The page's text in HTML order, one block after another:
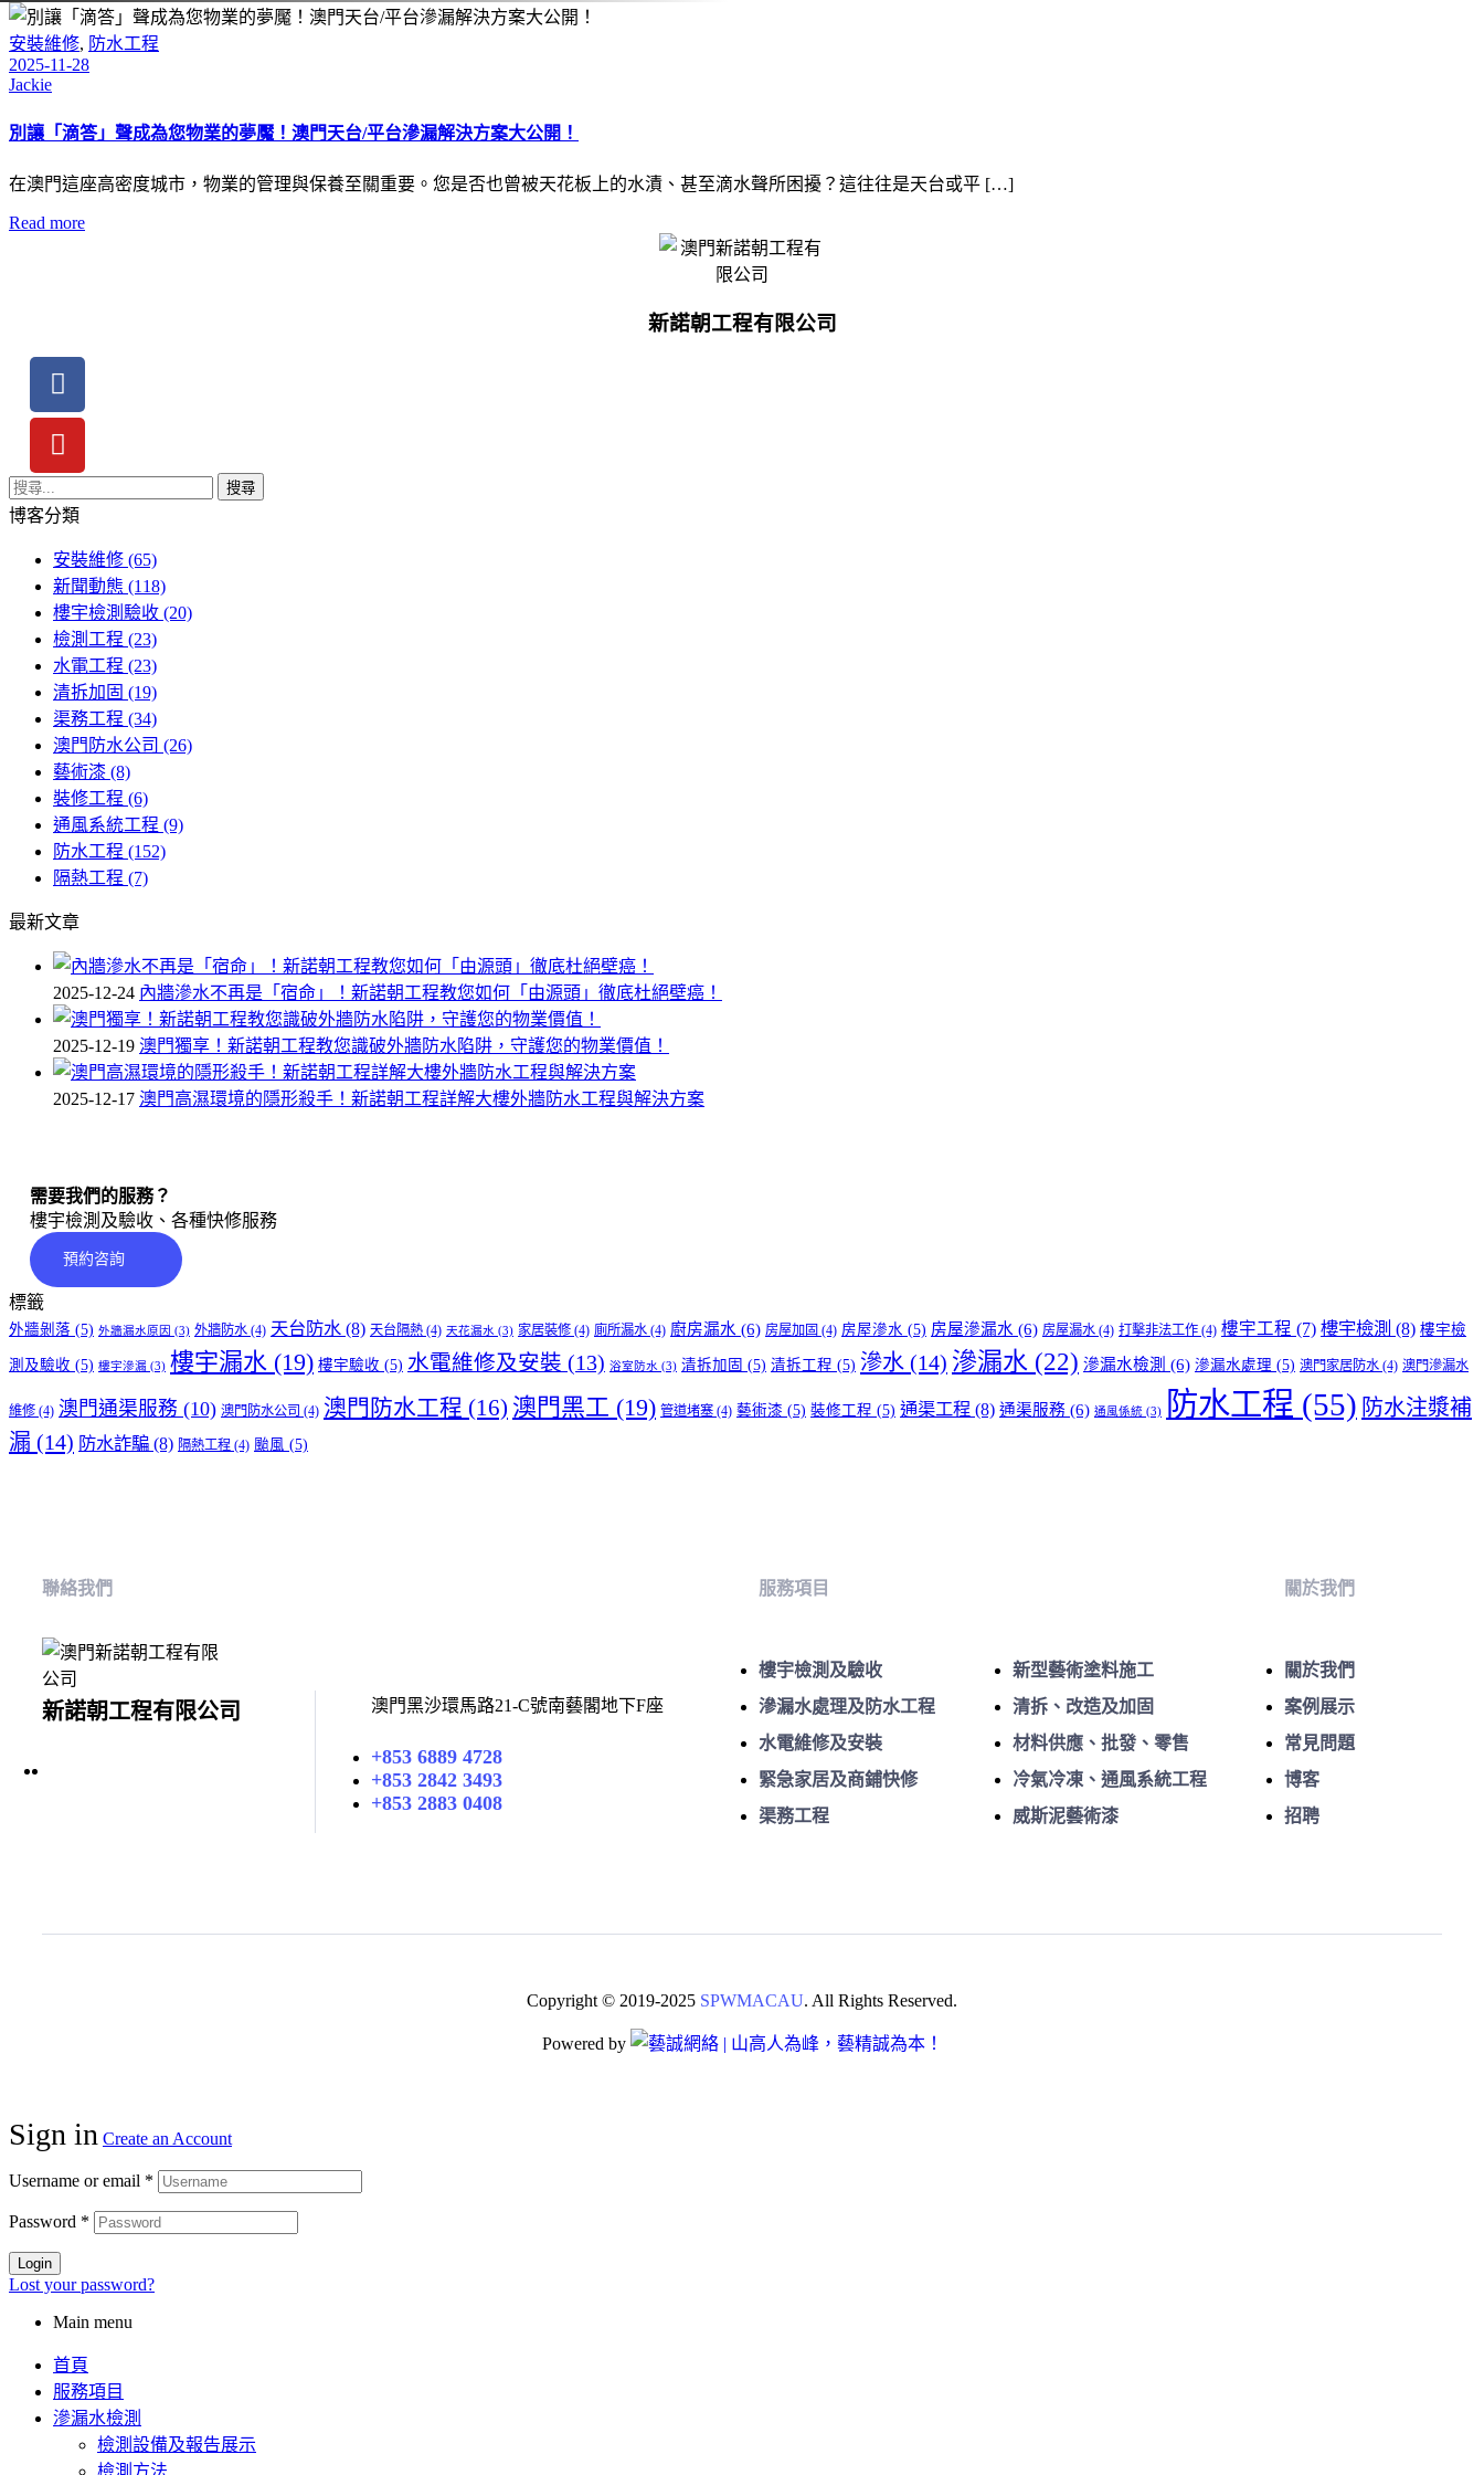
安裝維修, 防水工程
2025-11-28
Jackie
別讓「滴答」聲成為您物業的夢魘！澳門天台/平台滲漏解決方案大公開！
在澳門這座高密度城市，物業的管理與保養至關重要。您是否也曾被天花板上的水漬、甚至滴水聲所困擾？這往往是天台或平 […]
Read more
新諾朝工程有限公司
博客分類
安裝維修 (65)
新聞動態 (118)
樓宇檢測驗收 (20)
檢測工程 (23)
水電工程 (23)
清拆加固 (19)
渠務工程 (34)
澳門防水公司 (26)
藝術漆 (8)
裝修工程 (6)
通風系統工程 (9)
防水工程 (152)
隔熱工程 (7)
最新文章
2025-12-24 內牆滲水不再是「宿命」！新諾朝工程教您如何「由源頭」徹底杜絕壁癌！
2025-12-19 澳門獨享！新諾朝工程教您識破外牆防水陷阱，守護您的物業價值！
2025-12-17 澳門高濕環境的隱形殺手！新諾朝工程詳解大樓外牆防水工程與解決方案
需要我們的服務？
樓宇檢測及驗收、各種快修服務
預約咨詢
標籤
外牆剝落 (5) 外牆漏水原因 (3) 外牆防水 (4) 天台防水 (8) 天台隔熱 (4) 天花漏水 (3) 家居裝修 (4) 廁所漏水 (4) 廚房漏水 (6) 房屋加固 (4) 房屋滲水 (5) 房屋滲漏水 (6) 房屋漏水 (4) 打擊非法工作 (4) 樓宇工程 (7) 樓宇檢測 (8) 樓宇檢
測及驗收 (5) 樓宇滲漏 (3) 樓宇漏水 (19) 樓宇驗收 (5) 水電維修及安裝 (13) 浴室防水 (3) 清拆加固 (5) 清拆工程 (5) 滲水 (14) 滲漏水 (22) 滲漏水檢測 (6) 滲漏水處理 (5) 澳門家居防水 (4) 澳門滲漏水
維修 (4) 澳門通渠服務 (10) 澳門防水公司 (4) 澳門防水工程 (16) 澳門黑工 (19) 管道堵塞 (4) 藝術漆 (5) 裝修工程 (5) 通渠工程 (8) 通渠服務 (6) 通風係統 (3) 防水工程 (55) 防水注漿補
漏 (14) 防水詐騙 (8) 隔熱工程 (4) 颱風 (5)
聯絡我們
新諾朝工程有限公司 澳門黑沙環馬路21-C號南藝閣地下F座
+853 6889 4728
+853 2842 3493
+853 2883 0408
服務項目
樓宇檢測及驗收
滲漏水處理及防水工程
水電維修及安裝
緊急家居及商鋪快修
渠務工程
新型藝術塗料施工
清拆、改造及加固
材料供應、批發、零售
冷氣冷凍、通風系統工程
威斯泥藝術漆
關於我們
關於我們
案例展示
常見問題
博客
招聘
Copyright © 2019-2025 SPWMACAU. All Rights Reserved.
Powered by
Sign in Create an Account
Username or email *
Password *
Login
Lost your password?
Main menu
首頁
服務項目
滲漏水檢測
檢測設備及報告展示
檢測方法